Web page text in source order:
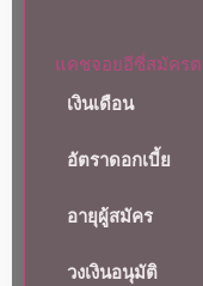
แคชจอยอีซี่สมัคร
เงินเดือน
อัตราดอกเบี้ย
อายุผู้สมัคร
วงเงินอนุมัติ